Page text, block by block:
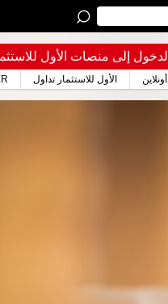
الدخول إلى منصات الأول
الأول للاستثمار تداول